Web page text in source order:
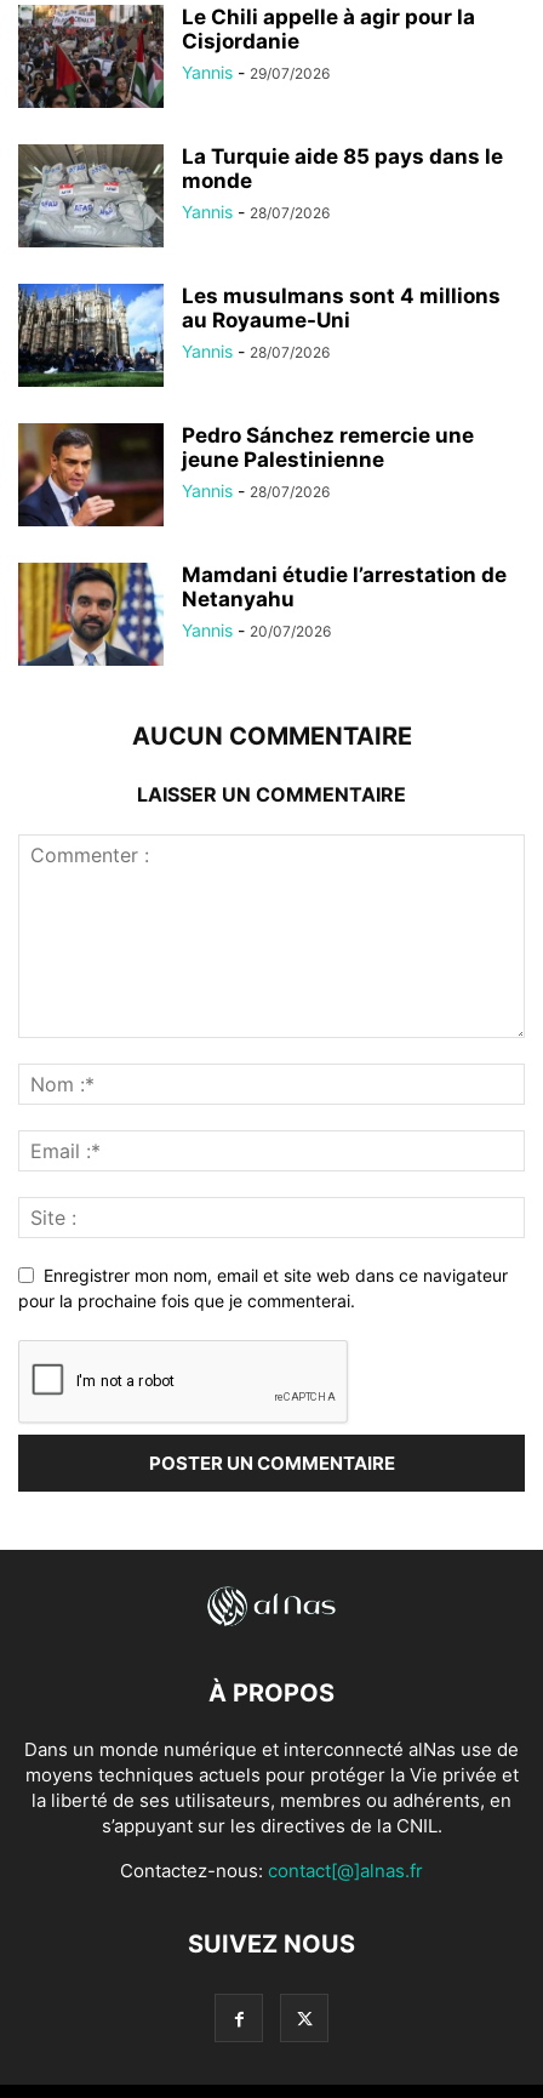
Le Chili appelle à agir pour la
Cisjordanie
Yannis - 29/07/2026
La Turquie aide 85 pays dans le
monde
Yannis - 28/07/2026
Les musulmans sont 4 millions
au Royaume-Uni
Yannis - 28/07/2026
Pedro Sánchez remercie une
jeune Palestinienne
Yannis - 28/07/2026
Mamdani étudie l’arrestation de
Netanyahu
Yannis - 20/07/2026
AUCUN COMMENTAIRE
LAISSER UN COMMENTAIRE
Enregistrer mon nom, email et site web dans ce navigateur
pour la prochaine fois que je commenterai.
À PROPOS
Dans un monde numérique et interconnecté alNas use de
moyens techniques actuels pour protéger la Vie privée et
la liberté de ses utilisateurs, membres ou adhérents, en
s’appuyant sur les directives de la CNIL.
Contactez-nous: contact[@]alnas.fr
SUIVEZ NOUS